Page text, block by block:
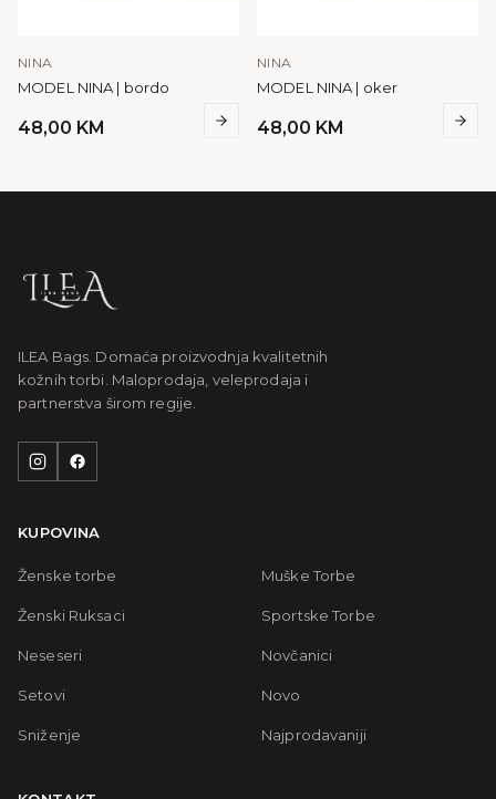
NINA
MODEL NINA | bordo
48,00 KM
NINA
MODEL NINA | oker
48,00 KM
ILEA Bags. Domaća proizvodnja kvalitetnih
kožnih torbi. Maloprodaja, veleprodaja i
partnerstva širom regije.
KUPOVINA
Ženske torbe Muške Torbe
Ženski Ruksaci Sportske Torbe
Neseseri Novčanici
Setovi Novo
Sniženje Najprodavaniji